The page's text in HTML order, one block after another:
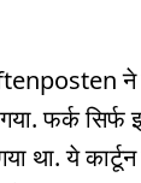
ने
फर्क
गया था. ये